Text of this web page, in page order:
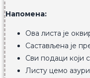
Напомена:
Ова листа је
Састављена је
Сви подаци који
Листу цемо